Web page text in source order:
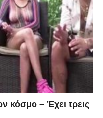
κόσμο – Έχει τρεις